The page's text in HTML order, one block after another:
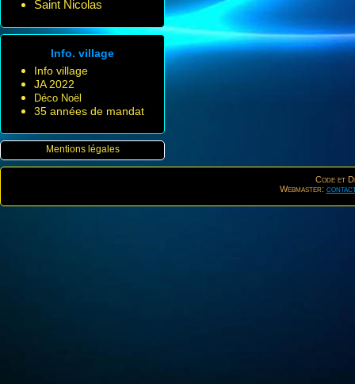
Saint Nicolas
Info. village
Info village
JA 2022
Déco Noël
35 années de mandat
Mentions légales
Code et
Webmaster: